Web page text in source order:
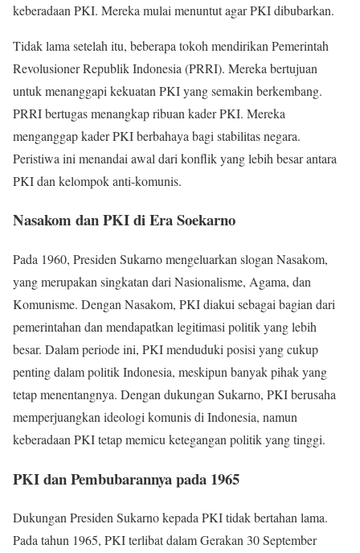
keberadaan PKI. Mereka mulai menuntut agar PKI dibubarkan.
Tidak lama setelah itu, beberapa tokoh mendirikan Pemerintah
Revolusioner Republik Indonesia (PRRI). Mereka bertujuan
untuk menanggapi kekuatan PKI yang semakin berkembang.
PRRI bertugas menangkap ribuan kader PKI. Mereka
menganggap kader PKI berbahaya bagi stabilitas negara.
Peristiwa ini menandai awal dari konflik yang lebih besar antara
PKI dan kelompok anti-komunis.
Nasakom dan PKI di Era Soekarno
Pada 1960, Presiden Sukarno mengeluarkan slogan Nasakom,
yang merupakan singkatan dari Nasionalisme, Agama, dan
Komunisme. Dengan Nasakom, PKI diakui sebagai bagian dari
pemerintahan dan mendapatkan legitimasi politik yang lebih
besar. Dalam periode ini, PKI menduduki posisi yang cukup
penting dalam politik Indonesia, meskipun banyak pihak yang
tetap menentangnya. Dengan dukungan Sukarno, PKI berusaha
memperjuangkan ideologi komunis di Indonesia, namun
keberadaan PKI tetap memicu ketegangan politik yang tinggi.
PKI dan Pembubarannya pada 1965
Dukungan Presiden Sukarno kepada PKI tidak bertahan lama.
Pada tahun 1965, PKI terlibat dalam Gerakan 30 September